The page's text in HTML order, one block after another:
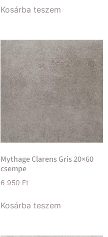
Kosárba teszem
Mythage Clarens Gris 20×60
csempe
6 950 Ft
Kosárba teszem